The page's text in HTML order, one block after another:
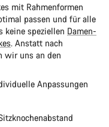
mit Rahmenformen
passen und für alle
keine speziellen Damen-
. Anstatt nach
wir uns an den
Anpassungen